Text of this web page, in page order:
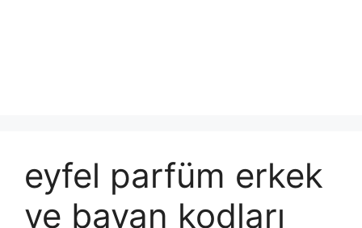
eyfel parfüm erkek
ve bayan kodları